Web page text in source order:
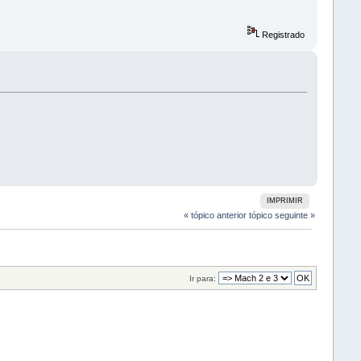
Registrado
IMPRIMIR
« tópico anterior tópico seguinte »
Ir para: